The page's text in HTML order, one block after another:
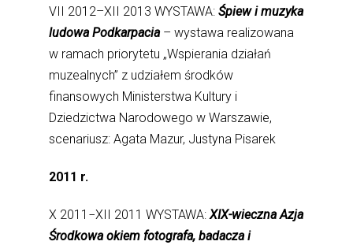
VII 2012–XII 2013 WYSTAWA: Śpiew i muzyka
ludowa Podkarpacia – wystawa realizowana
w ramach priorytetu „Wspierania działań
muzealnych” z udziałem środków
finansowych Ministerstwa Kultury i
Dziedzictwa Narodowego w Warszawie,
scenariusz: Agata Mazur, Justyna Pisarek
2011 r.
X 2011−XII 2011 WYSTAWA:XIX-wieczna Azja
Środkowa okiem fotografa, badacza i